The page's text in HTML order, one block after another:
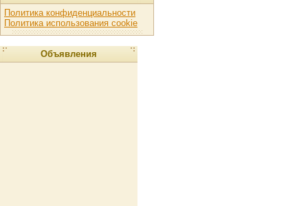
Политика конфиденциальности
Политика использования cookie
Объявления